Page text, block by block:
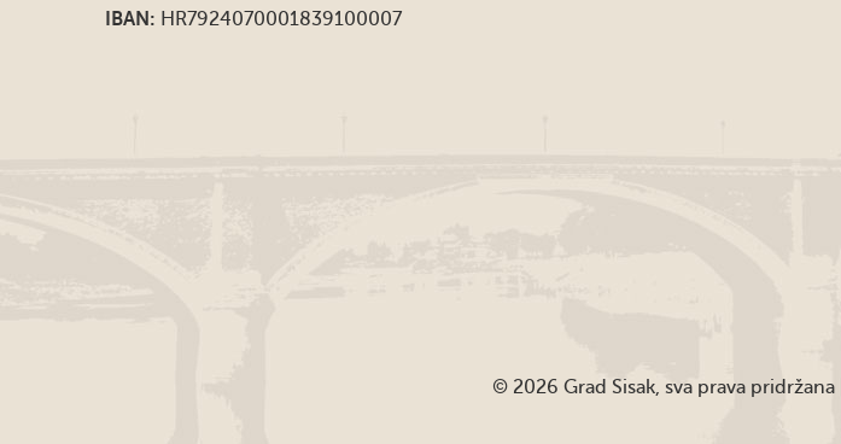
IBAN: HR7924070001839100007
© 2026 Grad Sisak, sva prava pridržana |